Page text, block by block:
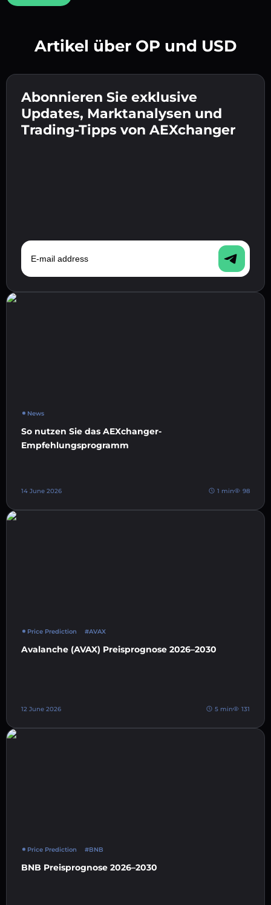
Gib deine Krypto-Wallet-Adresse ein 👉 fahre
mit dem nächsten Schritt fort.
Bestätige deine Identität 👉 fahre mit dem
letzten Schritt fort.
Sende die Einzahlung 👉 erhalte Krypto oder
Fiat in deiner Wallet.
Artikel über OP und USD
Abonnieren Sie exklusive
Updates, Marktanalysen und
Trading-Tipps von AEXchanger
E-mail address
News
So nutzen Sie das AEXchanger-
Empfehlungsprogramm
14 June 2026 1 min 98
Price Prediction #AVAX
Avalanche (AVAX) Preisprognose 2026–2030
12 June 2026 5 min 131
Price Prediction #BNB
BNB Preisprognose 2026–2030